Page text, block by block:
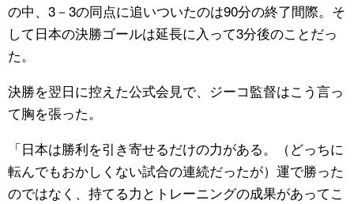
の中、3－3の同点に追いついたのは90分の終了間際。そ
して日本の決勝ゴールは延長に入って3分後のことだっ
た。
決勝を翌日に控えた公式会見で、ジーコ監督はこう言っ
て胸を張った。
「日本は勝利を引き寄せるだけの力がある。（どっちに
転んでもおかしくない試合の連続だったが）運で勝った
のではなく、持てる力とトレーニングの成果があってこ